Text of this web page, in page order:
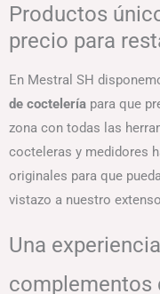
Productos
precio para
En Mestral SH
de coctelería para que
zona con todas las
cocteleras y medidores
originales para que
vistazo a nuestro
Una
complementos